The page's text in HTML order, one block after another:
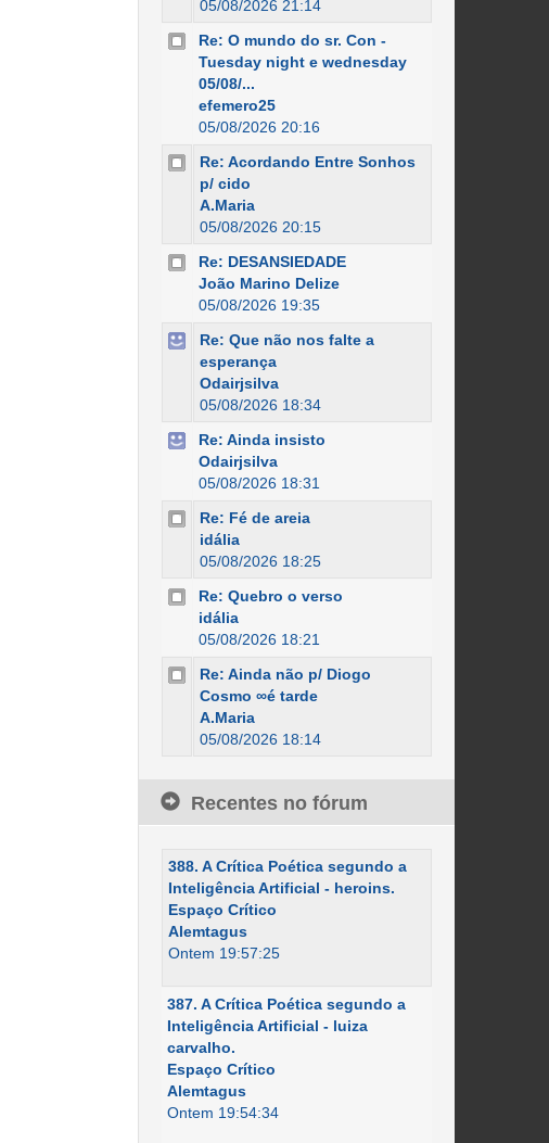
05/08/2026 21:14
Re: O mundo do sr. Con -
Tuesday night e wednesday
05/08/...
efemero25
05/08/2026 20:16
Re: Acordando Entre Sonhos
p/ cido
A.Maria
05/08/2026 20:15
Re: DESANSIEDADE
João Marino Delize
05/08/2026 19:35
Re: Que não nos falte a
esperança
Odairjsilva
05/08/2026 18:34
Re: Ainda insisto
Odairjsilva
05/08/2026 18:31
Re: Fé de areia
idália
05/08/2026 18:25
Re: Quebro o verso
idália
05/08/2026 18:21
Re: Ainda não p/ Diogo
Cosmo ∞é tarde
A.Maria
05/08/2026 18:14
Recentes no fórum
388. A Crítica Poética segundo a
Inteligência Artificial - heroins.
Espaço Crítico
Alemtagus
Ontem 19:57:25
387. A Crítica Poética segundo a
Inteligência Artificial - luiza
carvalho.
Espaço Crítico
Alemtagus
Ontem 19:54:34